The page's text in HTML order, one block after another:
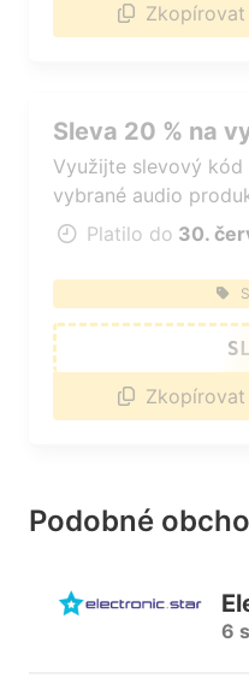
Sleva 20 % na
Využijte slevový kód
vybrané audio
Platilo do 30.
Podobné
6